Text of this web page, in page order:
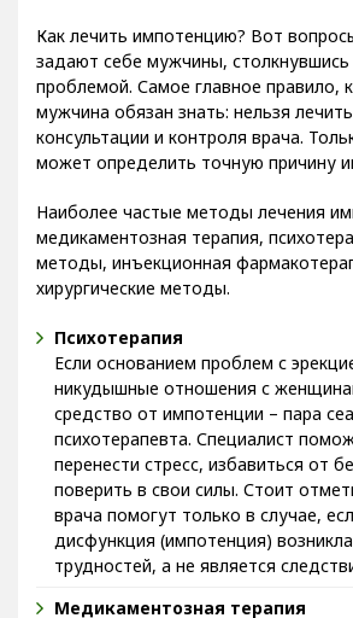
Как лечить импотенцию? Вот
задают себе мужчины, столкнувшись
проблемой. Самое главное правило,
мужчина обязан знать: нельзя
консультации и контроля врача.
может определить точную причину
Наиболее частые методы лечения
медикаментозная терапия,
методы, инъекционная
хирургические методы.
Психотерапия
Если основанием проблем с
никудышные отношения с
средство от импотенции – пара
психотерапевта. Специалист
перенести стресс, избавиться от
поверить в свои силы. Стоит
врача помогут только в случае,
дисфункция (импотенция)
трудностей, а не является
Медикаментозная терапия